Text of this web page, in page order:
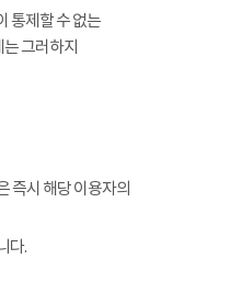
통제할 수 없는
그러하지
즉시 해당 이용자의
다.